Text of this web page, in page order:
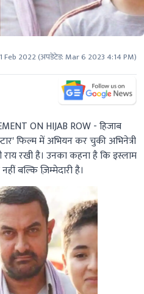
Feb 2022(अपडेटेड:Mar 6 2023 4:14 PM)
ON HIJAB ROW -हिजाब
फिल्म में अभियन कर चुकी अभिनेत्री
राय रखी है। उनका कहना है कि इस्लाम
बल्कि ज़िम्मेदारी है।